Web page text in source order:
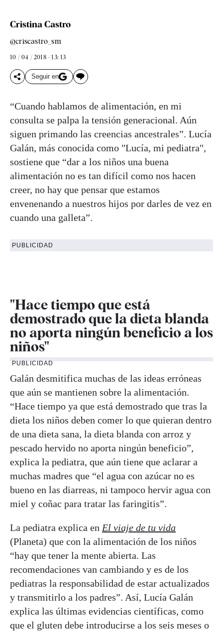
Cristina Castro
@criscastro_sm
10 / 04 / 2018 - 13: 13
Seguir en
“Cuando hablamos de alimentación, en mi
consulta se palpa la tensión generacional. Aún
siguen primando las creencias ancestrales”. Lucía
Galán, más conocida como "Lucía, mi pediatra",
sostiene que “dar a los niños una buena
alimentación no es tan difícil como nos hacen
creer, no hay que pensar que estamos
envenenando a nuestros hijos por darles de vez en
cuando una galleta”.
PUBLICIDAD
"Hace tiempo que está
demostrado que la dieta blanda
no aporta ningún beneficio a los
niños"
PUBLICIDAD
Galán desmitifica muchas de las ideas erróneas
que aún se mantienen sobre la alimentación.
“Hace tiempo ya que está demostrado que tras la
dieta los niños deben comer lo que quieran dentro
de una dieta sana, la dieta blanda con arroz y
pescado hervido no aporta ningún beneficio”,
explica la pediatra, que aún tiene que aclarar a
muchas madres que “el agua con azúcar no es
bueno en las diarreas, ni tampoco hervir agua con
miel y coñac para tratar las faringitis”.
La pediatra explica en El viaje de tu vida
(Planeta) que con la alimentación de los niños
“hay que tener la mente abierta. Las
recomendaciones van cambiando y es de los
pediatras la responsabilidad de estar actualizados
y transmitirlo a los padres”. Así, Lucía Galán
explica las últimas evidencias científicas, como
que el gluten debe introducirse a los seis meses o